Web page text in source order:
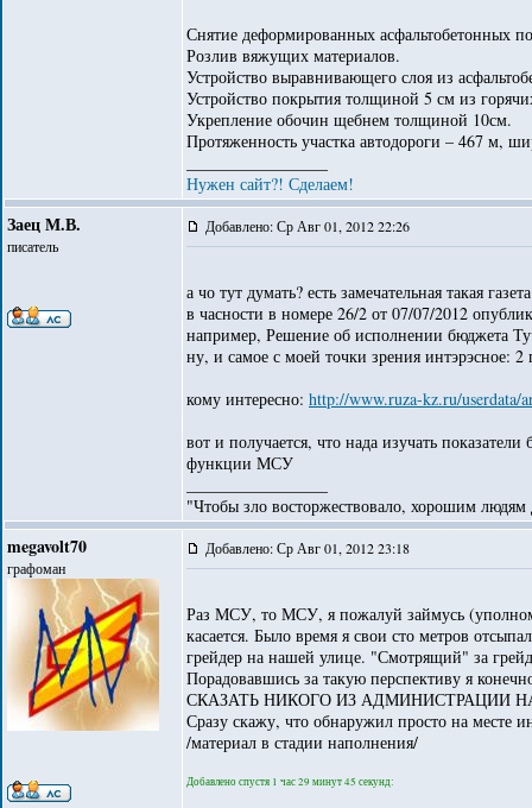
Снятие деформированных асфальтобетонных
Розлив вяжущих материалов.
Устройство выравнивающего слоя из
Устройство покрытия толщиной 5 см из
Укрепление обочин щебнем толщиной 10см.
Протяженность участка автодороги – 467 м,
Нужен сайт?! Сделаем!
Заец М.В.
писатель
Добавлено: Ср Авг 01, 2012 22:26
а чо тут думать? есть замечательная такая
в часности в номере 26/2 от 07/07/2012
например, Решение об исполнении бюджета
ну, и самое с моей точки зрения интэрэсное:
кому интересно: http://www.ruza-kz.ru/userdata/
вот и получается, что нада изучать
функции МСУ
"Чтобы зло восторжествовало, хорошим людям
megavolt70
графоман
Добавлено: Ср Авг 01, 2012 23:18
Раз МСУ, то МСУ, я пожалуй займусь
касается. Было время я свои сто метров
грейдер на нашей улице. "Смотрящий" за
Порадовавшись за такую перспективу я
СКАЗАТЬ НИКОГО ИЗ АДМИНИСТРАЦИИ
Сразу скажу, что обнаружил просто на месте
/материал в стадии наполнения/
Добавлено спустя 1 час 29 минут 45 секунд: